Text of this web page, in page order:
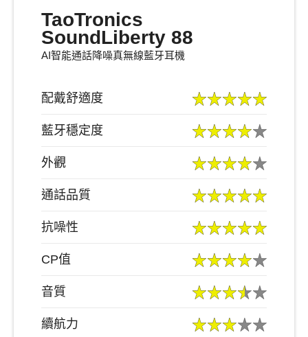
TaoTronics
SoundLiberty 88
AI智能通話降噪真無線藍牙耳機
配戴舒適度
藍牙穩定度
外觀
通話品質
抗噪性
CP值
音質
續航力